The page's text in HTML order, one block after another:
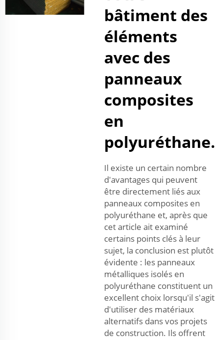
bâtiment des
éléments
avec des
panneaux
composites
en
polyuréthane.
Il existe un certain nombre
d'avantages qui peuvent
être directement liés aux
panneaux composites en
polyuréthane et, après que
cet article ait examiné
certains points clés à leur
sujet, la conclusion est plutôt
évidente : les panneaux
métalliques isolés en
polyuréthane constituent un
excellent choix lorsqu'il s'agit
d'utiliser des matériaux
alternatifs dans vos projets
de construction. Ils offrent